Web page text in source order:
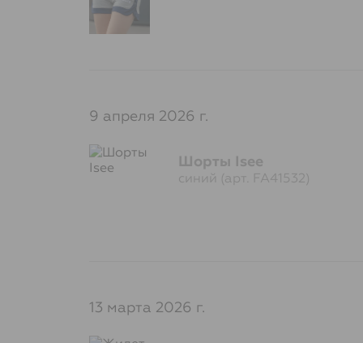
9 апреля 2026 г.
Шорты Isee
синий (арт. FA41532)
13 марта 2026 г.